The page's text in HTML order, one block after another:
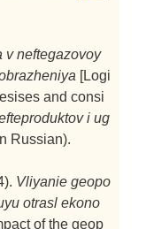
v neftegazovoy
[Logi
and consi
i ug
Russian).
Vliyanie geopo
otrasl ekono
of the geop